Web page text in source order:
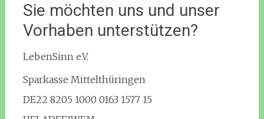
Sie möchten uns und unser
Vorhaben unterstützen?
LebenSinn e.V.
Sparkasse Mittelthüringen
DE22 8205 1000 0163 1577 15